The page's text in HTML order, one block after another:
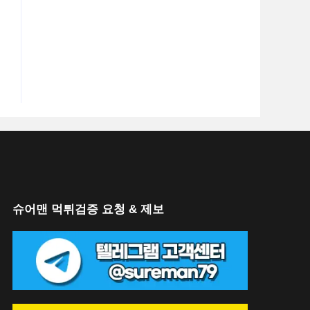
the next page
슈어맨 먹튀검증 요청 & 제보